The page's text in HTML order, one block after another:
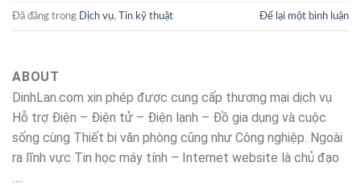
Đã đăng trong Dịch vụ, Tin kỹ thuật Để lại một bình luận
ABOUT
DinhLan.com xin phép được cung cấp thương mại dịch vụ
Hỗ trợ Điện – Điện tử – Điện lạnh – Đồ gia dụng và cuộc
sống cùng Thiết bị văn phòng cũng như Công nghiệp. Ngoài
ra lĩnh vực Tin học máy tính – Internet website là chủ đạo
….